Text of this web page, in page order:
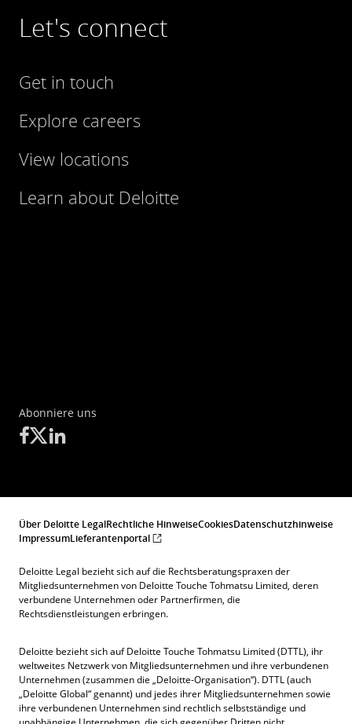
Let's connect
Get in touch
Explore careers
View locations
Learn about Deloitte
Abonniere uns
Über Deloitte LegalRechtliche HinweiseCookiesDatenschutzhinweise
ImpressumLieferantenportal
Deloitte Legal bezieht sich auf die Rechtsberatungspraxen der
Mitgliedsunternehmen von Deloitte Touche Tohmatsu Limited, deren
verbundene Unternehmen oder Partnerfirmen, die
Rechtsdienstleistungen erbringen.
Deloitte bezieht sich auf Deloitte Touche Tohmatsu Limited (DTTL), ihr
weltweites Netzwerk von Mitgliedsunternehmen und ihre verbundenen
Unternehmen (zusammen die „Deloitte-Organisation“). DTTL (auch
„Deloitte Global“ genannt) und jedes ihrer Mitgliedsunternehmen sowie
ihre verbundenen Unternehmen sind rechtlich selbstständige und